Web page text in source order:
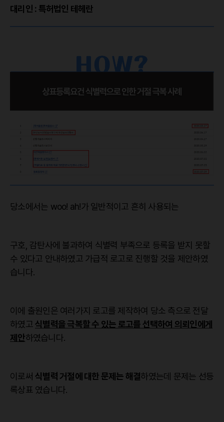
대리인 : 특허법인 테헤란
당소에서는 woo! ah!가 일반적이고 흔히 사용되는
구호, 감탄사에 불과하여 식별력 부족으로 등록을 받지 못할
수 있다고 안내하였고 가급적 로고로 진행할 것을 제안하였
습니다.
이에 출원인은 여러가지 로고를 제작하여 당소 측으로 전달
하였고식별력을 극복할 수 있는 로고를 선택하여 의뢰인에게
제안하였습니다.
이로써 식별력 거절에 대한 문제는 해결하였는데 문제는 선등
록상표 였습니다.